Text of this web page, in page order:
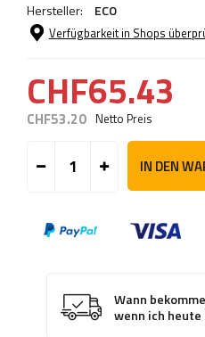
Hersteller: ECO
Verfügbarkeit in Shops
CHF65.43
CHF53.20 Netto Preis
IN DEN
Wann
wenn ich